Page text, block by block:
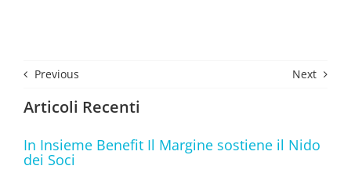
Previous Next
Articoli Recenti
In Insieme Benefit Il Margine sostiene il Nido
dei Soci